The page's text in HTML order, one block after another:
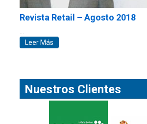
Revista Retail – Agosto 2018
Leer Más
Nuestros Clientes